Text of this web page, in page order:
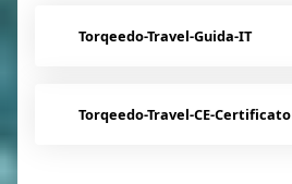
Torqeedo-Travel-Guida-IT
Torqeedo-Travel-CE-Certificato